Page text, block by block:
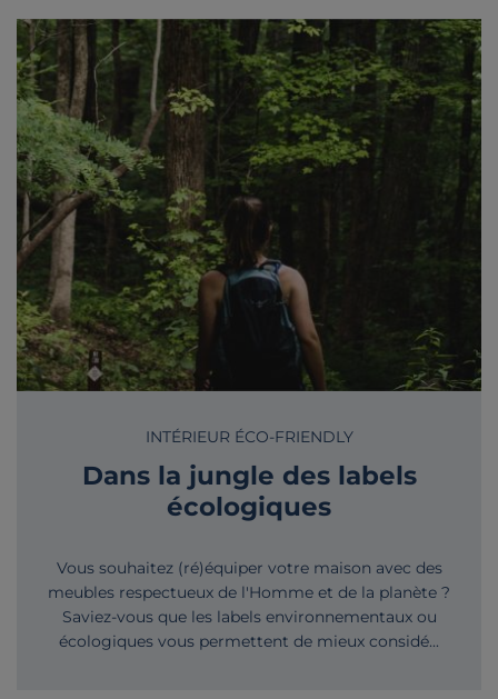
INTÉRIEUR ÉCO-FRIENDLY
Dans la jungle des labels
écologiques
Vous souhaitez (ré)équiper votre maison avec des
meubles respectueux de l'Homme et de la planète ?
Saviez-vous que les labels environnementaux ou
écologiques vous permettent de mieux considé...